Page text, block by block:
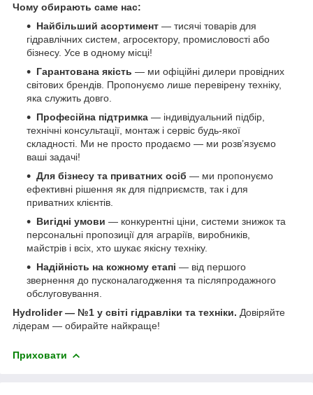
Чому обирають саме нас:
Найбільший асортимент — тисячі товарів для
гідравлічних систем, агросектору, промисловості або
бізнесу. Усе в одному місці!
Гарантована якість — ми офіційні дилери провідних
світових брендів. Пропонуємо лише перевірену техніку,
яка служить довго.
Професійна підтримка — індивідуальний підбір,
технічні консультації, монтаж і сервіс будь-якої
складності. Ми не просто продаємо — ми розв’язуємо
ваші задачі!
Для бізнесу та приватних осіб — ми пропонуємо
ефективні рішення як для підприємств, так і для
приватних клієнтів.
Вигідні умови — конкурентні ціни, системи знижок та
персональні пропозиції для аграріїв, виробників,
майстрів і всіх, хто шукає якісну техніку.
Надійність на кожному етапі — від першого
звернення до пусконалагодження та післяпродажного
обслуговування.
Hydrolider — №1 у світі гідравліки та техніки. Довіряйте
лідерам — обирайте найкраще!
Приховати